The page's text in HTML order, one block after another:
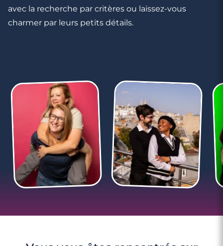
6 minutes
Les 6 incertitudes qui vous empêchent de
trouver l'âme soeur
avec la recherche par critères ou laissez-vous
charmer par leurs petits détails.